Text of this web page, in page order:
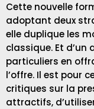
Cette nouvelle
adoptant deux
elle duplique les
classique. Et d’un
particuliers en
l’offre. Il est pour
critiques sur la
attractifs,